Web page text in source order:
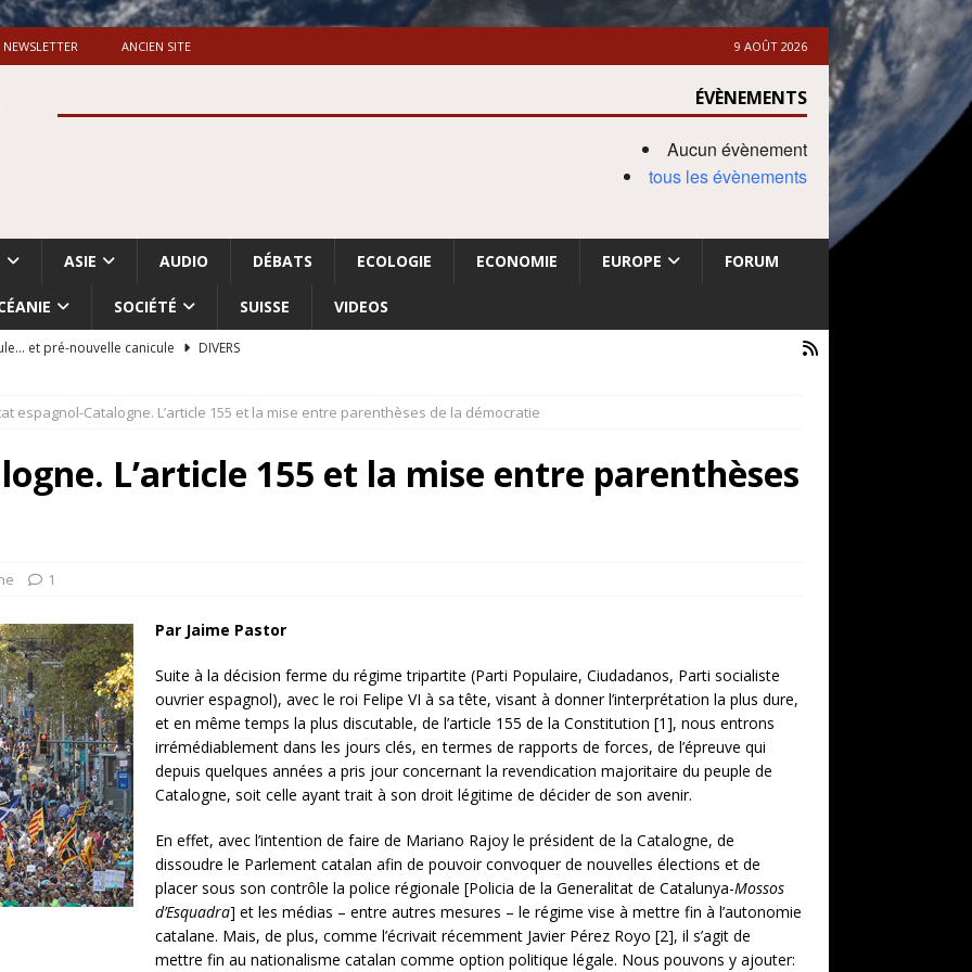
NEWSLETTER ANCIEN SITE 9 AOÛT 2026
ÉVÈNEMENTS
Aucun évènement
tous les évènements
ASIE AUDIO DÉBATS ECOLOGIE ECONOMIE EUROPE FORUM
SOCIÉTÉ SUISSE VIDEOS
et pré-nouvelle canicule
DIVERS
du nettoyage ethnique en Cisjordanie et à Gaza
sur la “fraude électorale” était une blague de mauvais
militaire
espagnol-Catalogne. L’article 155 et la mise entre parenthèses de la démocratie
L’article 155 et la mise entre parenthèses
1
Par Jaime Pastor
Suite à la décision ferme du régime tripartite (Parti Populaire, Ciudadanos, Parti socialiste
ouvrier espagnol), avec le roi Felipe VI à sa tête, visant à donner l’interprétation la plus dure,
et en même temps la plus discutable, de l’article 155 de la Constitution [1], nous entrons
irrémédiablement dans les jours clés, en termes de rapports de forces, de l’épreuve qui
depuis quelques années a pris jour concernant la revendication majoritaire du peuple de
Catalogne, soit celle ayant trait à son droit légitime de décider de son avenir.
En effet, avec l’intention de faire de Mariano Rajoy le président de la Catalogne, de
dissoudre le Parlement catalan afin de pouvoir convoquer de nouvelles élections et de
placer sous son contrôle la police régionale [Policia de la Generalitat de Catalunya-Mossos
d’Esquadra] et les médias – entre autres mesures – le régime vise à mettre fin à l’autonomie
catalane. Mais, de plus, comme l’écrivait récemment Javier Pérez Royo [2], il s’agit de
mettre fin au nationalisme catalan comme option politique légale. Nous pouvons y ajouter: